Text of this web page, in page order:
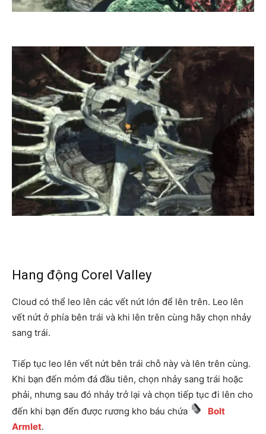
Hang động Corel Valley
Cloud có thể leo lên các vết nứt lớn để lên trên. Leo lên
vết nứt ở phía bên trái và khi lên trên cùng hãy chọn nhảy
sang trái.
Tiếp tục leo lên vết nứt bên trái chỗ này và lên trên cùng.
Khi bạn đến mỏm đá đầu tiên, chọn nhảy sang trái hoặc
phải, nhưng sau đó nhảy trở lại và chọn tiếp tục đi lên cho
đến khi bạn đến được rương kho báu chứa
Bolt
Armlet.